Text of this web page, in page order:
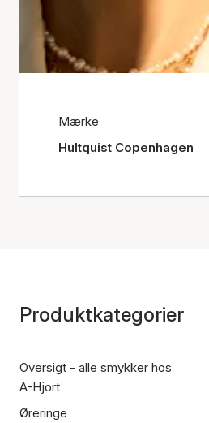
Mærke
Hultquist Copenhagen
Produktkategorier
Oversigt - alle smykker hos
A-Hjort
Øreringe